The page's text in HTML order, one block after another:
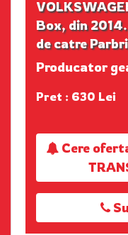
Box, din
de catre
Producator
Pret : 630 Lei
Cere